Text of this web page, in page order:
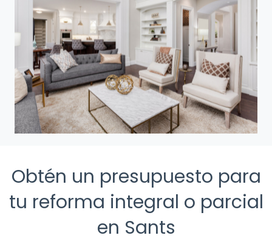
Obtén un presupuesto para
tu reforma integral o parcial
en Sants